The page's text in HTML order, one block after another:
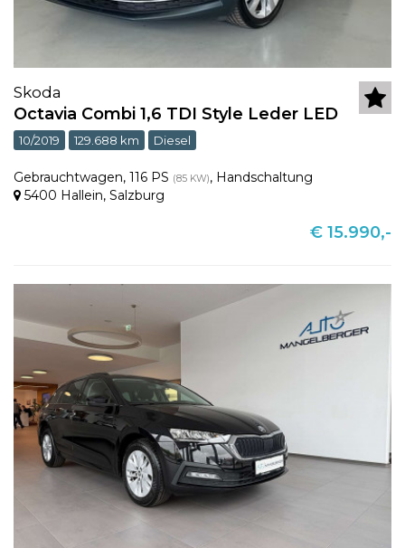
Skoda
Octavia Combi 1,6 TDI Style Leder LED
10/2019 129.688 km Diesel
Gebrauchtwagen, 116 PS (85 KW), Handschaltung
5400 Hallein, Salzburg
€ 15.990,-